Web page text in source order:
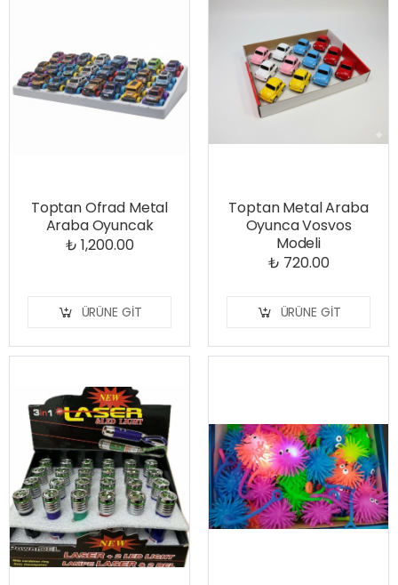
Toptan Ofrad Metal
Araba Oyuncak
₺ 1,200.00
ÜRÜNE GIT
Toptan Metal Araba
Oyunca Vosvos
Modeli
₺ 720.00
ÜRÜNE GIT